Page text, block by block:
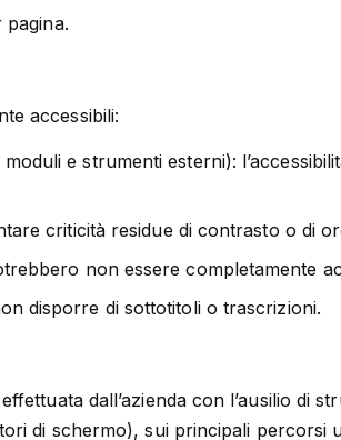
accessibili:
e strumenti esterni):
criticità residue di contrasto o di
non essere completamente
disporre di sottotitoli o trascrizioni.
dall’azienda con l’ausilio di
di schermo), sui principali percorsi